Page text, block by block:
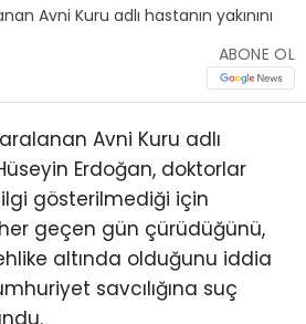
ABONE OL
Avni Kuru adlı
Erdoğan, doktorlar
gösterilmediği için
geçen gün çürüdüğünü,
altında olduğunu iddia
savcılığına suç